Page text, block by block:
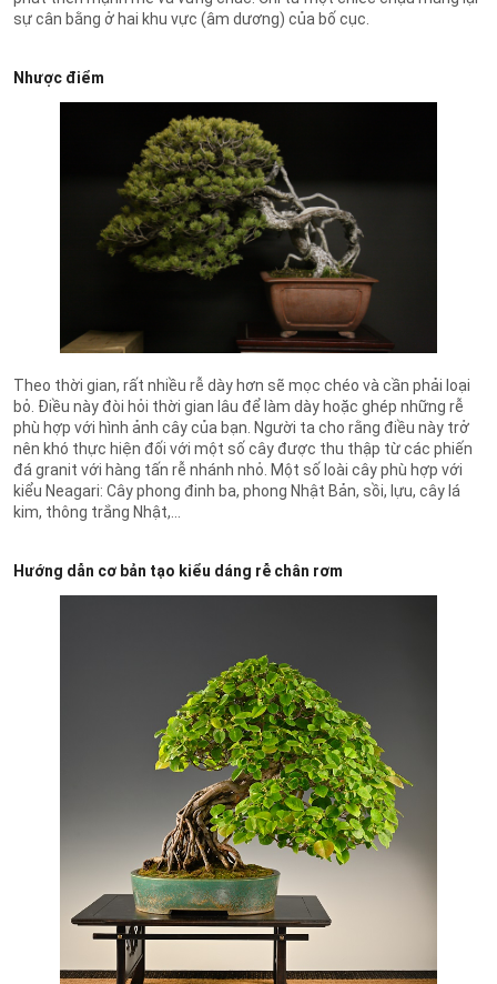
sự cân bằng ở hai khu vực (âm dương) của bố cục.
Nhược điểm
Theo thời gian, rất nhiều rễ dày hơn sẽ mọc chéo và cần phải loại
bỏ. Điều này đòi hỏi thời gian lâu để làm dày hoặc ghép những rễ
phù hợp với hình ảnh cây của bạn. Người ta cho rằng điều này trở
nên khó thực hiện đối với một số cây được thu thập từ các phiến
đá granit với hàng tấn rễ nhánh nhỏ. Một số loài cây phù hợp với
kiểu Neagari: Cây phong đinh ba, phong Nhật Bản, sồi, lựu, cây lá
kim, thông trắng Nhật,...
Hướng dẫn cơ bản tạo kiểu dáng rễ chân rơm